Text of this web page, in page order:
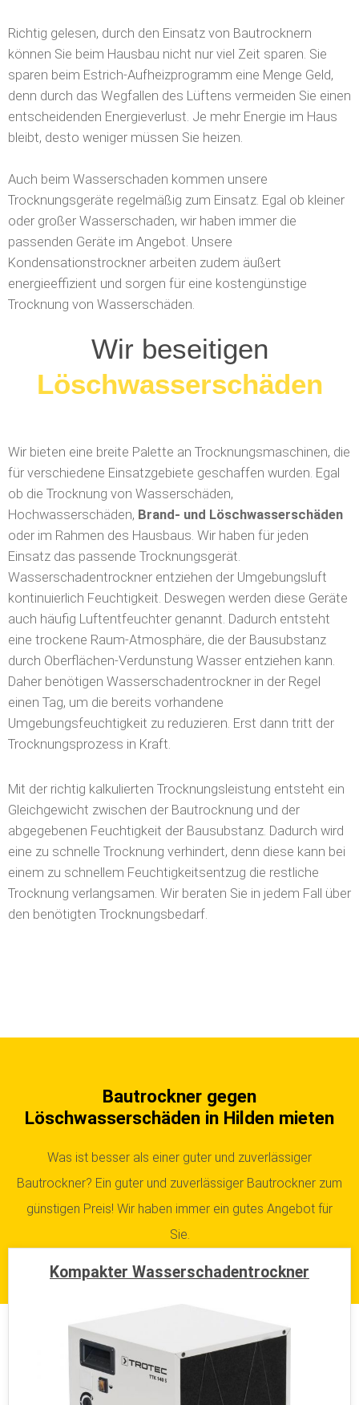
Richtig gelesen, durch den Einsatz von Bautrocknern
können Sie beim Hausbau nicht nur viel Zeit sparen. Sie
sparen beim Estrich-Aufheizprogramm eine Menge Geld,
denn durch das Wegfallen des Lüftens vermeiden Sie einen
entscheidenden Energieverlust. Je mehr Energie im Haus
bleibt, desto weniger müssen Sie heizen.
Auch beim Wasserschaden kommen unsere
Trocknungsgeräte regelmäßig zum Einsatz. Egal ob kleiner
oder großer Wasserschaden, wir haben immer die
passenden Geräte im Angebot. Unsere
Kondensationstrockner arbeiten zudem äußert
energieeffizient und sorgen für eine kostengünstige
Trocknung von Wasserschäden.
Wir beseitigen
Löschwasserschäden
Wir bieten eine breite Palette an Trocknungsmaschinen, die
für verschiedene Einsatzgebiete geschaffen wurden. Egal
ob die Trocknung von Wasserschäden,
Hochwasserschäden, Brand- und Löschwasserschäden
oder im Rahmen des Hausbaus. Wir haben für jeden
Einsatz das passende Trocknungsgerät.
Wasserschadentrockner entziehen der Umgebungsluft
kontinuierlich Feuchtigkeit. Deswegen werden diese Geräte
auch häufig Luftentfeuchter genannt. Dadurch entsteht
eine trockene Raum-Atmosphäre, die der Bausubstanz
durch Oberflächen-Verdunstung Wasser entziehen kann.
Daher benötigen Wasserschadentrockner in der Regel
einen Tag, um die bereits vorhandene
Umgebungsfeuchtigkeit zu reduzieren. Erst dann tritt der
Trocknungsprozess in Kraft.
Mit der richtig kalkulierten Trocknungsleistung entsteht ein
Gleichgewicht zwischen der Bautrocknung und der
abgegebenen Feuchtigkeit der Bausubstanz. Dadurch wird
eine zu schnelle Trocknung verhindert, denn diese kann bei
einem zu schnellem Feuchtigkeitsentzug die restliche
Trocknung verlangsamen. Wir beraten Sie in jedem Fall über
den benötigten Trocknungsbedarf.
Bautrockner gegen
Löschwasserschäden in Hilden mieten
Was ist besser als einer guter und zuverlässiger
Bautrockner? Ein guter und zuverlässiger Bautrockner zum
günstigen Preis! Wir haben immer ein gutes Angebot für
Sie.
Kompakter Wasserschadentrockner